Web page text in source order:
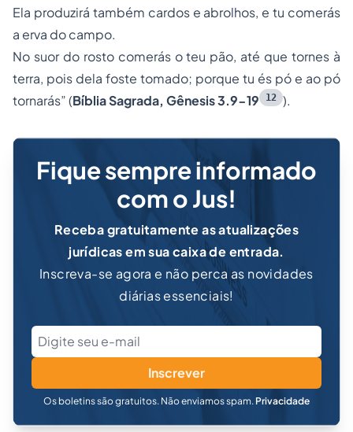
Ela produzirá também cardos e abrolhos, e tu comerás
a erva do campo.
No suor do rosto comerás o teu pão, até que tornes à
terra, pois dela foste tomado; porque tu és pó e ao pó
tornarás” (Bíblia Sagrada, Gênesis 3.9-19 12 ).
Fique sempre informado
com o Jus!
Receba gratuitamente as atualizações
jurídicas em sua caixa de entrada.
Inscreva-se agora e não perca as novidades
diárias essenciais!
Inscrever
Os boletins são gratuitos. Não enviamos spam. Privacidade